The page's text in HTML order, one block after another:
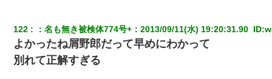
出張中の旦那から『フリンしやがって、このクズ』と電話が。私
「本当に家まで来たの？証拠は？」旦那「俺の言葉が信じられな
いのか！」→ 離婚後
122 ：名も無き被検体774号+ ：2013/09/11(水) 19:20:31.90 ID:
よかったね屑野郎だって早めにわかって
別れて正解すぎる